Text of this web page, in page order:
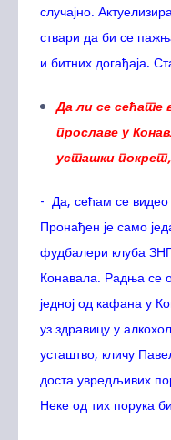
случајно.
ствари да би се
и битних догађаја.
Да ли се сећате
прославе у
усташки
- Да, сећам се видео
Пронађен је само
фудбалери клуба
Конавала. Радња се
једној од кафана у
уз здравицу у
усташтво, кличу
доста увредљивих
Неке од тих порука